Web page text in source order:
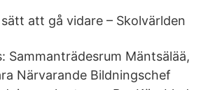
att gå vidare – Skolvärlden
Sammanträdesrum Mäntsälää,
Närvarande Bildningschef